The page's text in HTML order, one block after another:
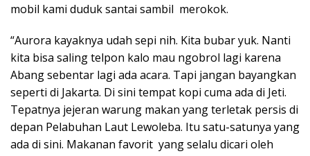
mobil kami duduk santai sambil merokok.
“Aurora kayaknya udah sepi nih. Kita bubar yuk. Nanti
kita bisa saling telpon kalo mau ngobrol lagi karena
Abang sebentar lagi ada acara. Tapi jangan bayangkan
seperti di Jakarta. Di sini tempat kopi cuma ada di Jeti.
Tepatnya jejeran warung makan yang terletak persis di
depan Pelabuhan Laut Lewoleba. Itu satu-satunya yang
ada di sini. Makanan favorit yang selalu dicari oleh